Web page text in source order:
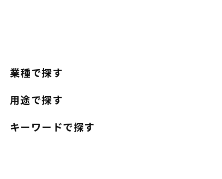
業種で探す
用途で探す
キーワードで探す